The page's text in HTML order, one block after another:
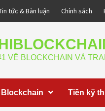
tức & Bàn luận Chính sách
VỀ BLOCKCHAIN VÀ
Blockchain Tiền kỹ